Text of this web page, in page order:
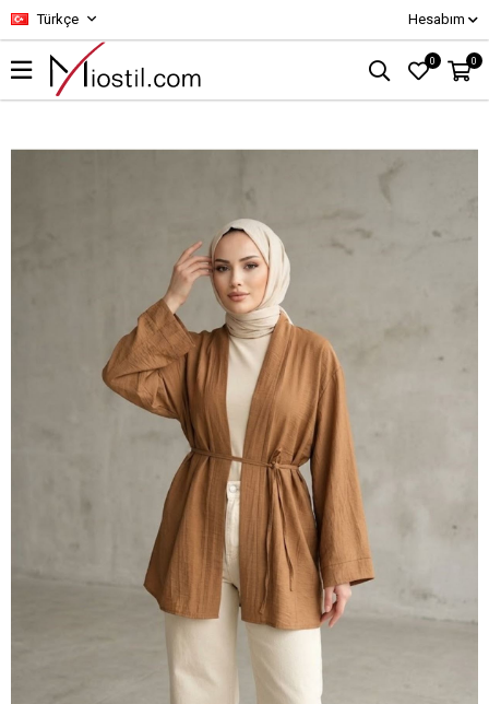
Türkçe Hesabım
0 0